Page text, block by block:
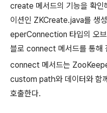
create 메서드의 기능을 확인
이션인 ZKCreate.java를 생
eperConnection 타입의 오
블로 connect 메서드를 통해
connect 메서드는
custom path와 데이터와 함
호출한다.